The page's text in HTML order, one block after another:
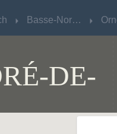
Basse-Normandie
DE-
Basse-Normandie